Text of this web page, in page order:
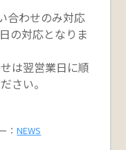
合わせのみ対応
の対応となりま
は翌営業日に順
さい。
：NEWS